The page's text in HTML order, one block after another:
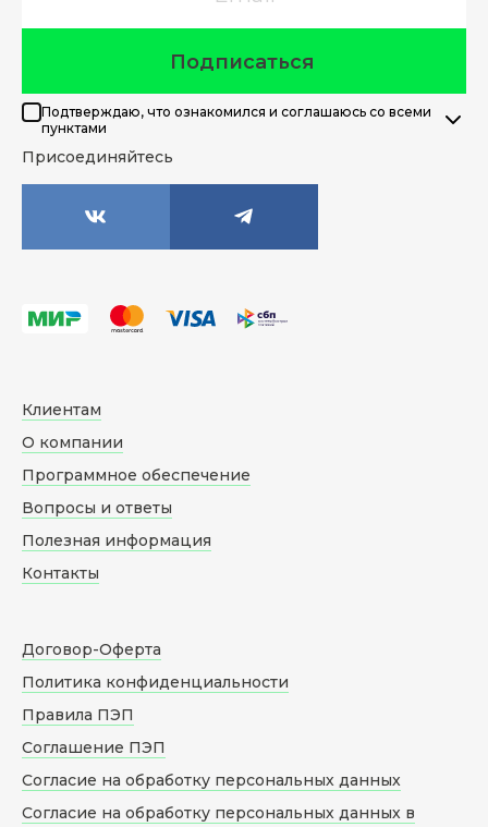
Подписаться
Подтверждаю, что ознакомился и соглашаюсь со всеми
пунктами
Присоединяйтесь
Клиентам
О компании
Программное обеспечение
Вопросы и ответы
Полезная информация
Контакты
Договор-Оферта
Политика конфиденциальности
Правила ПЭП
Соглашение ПЭП
Согласие на обработку персональных данных
Согласие на обработку персональных данных в